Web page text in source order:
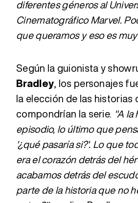
diferentes géneros al
Cinematográfico Marvel.
que queramos y eso es
Según la guionista y
Bradley, los personajes
la elección de las historias
compondrían la serie. "A la
episodio, lo último que
'¿qué pasaría si?'. Lo que
era el corazón detrás del
acabamos detrás del
parte de la historia que no